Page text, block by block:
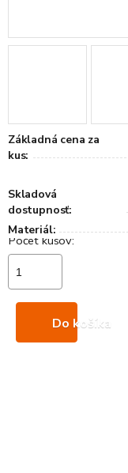
Základná cena za
kus:
Skladová
dostupnosť:
Materiál:
Do košíka